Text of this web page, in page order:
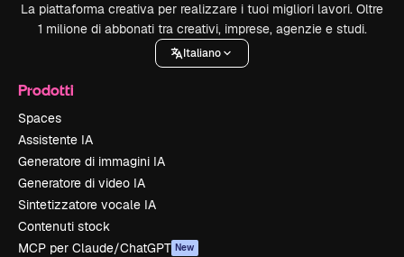
La piattaforma creativa per realizzare i tuoi migliori lavori. Oltre
1 milione di abbonati tra creativi, imprese, agenzie e studi.
Italiano
Prodotti
Spaces
Assistente IA
Generatore di immagini IA
Generatore di video IA
Sintetizzatore vocale IA
Contenuti stock
MCP per Claude/ChatGPT New